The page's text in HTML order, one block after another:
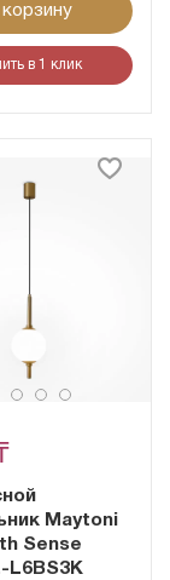
корзину
в 1 клик
Maytoni
Sense
L6BS3K